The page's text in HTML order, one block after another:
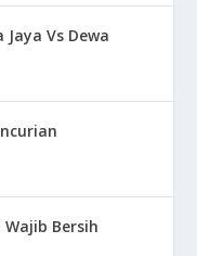
Jaya Vs Dewa
Bersih